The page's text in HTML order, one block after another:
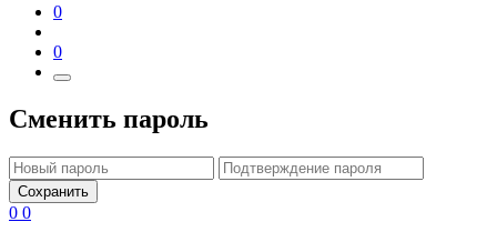
0
0
Сменить пароль
Сохранить
0 0